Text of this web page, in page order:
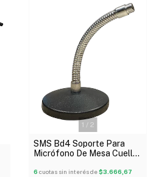
1 / 2
SMS Bd4 Soporte Para
Micrófono De Mesa Cuello
6 cuotas sin interés de$3.666,67